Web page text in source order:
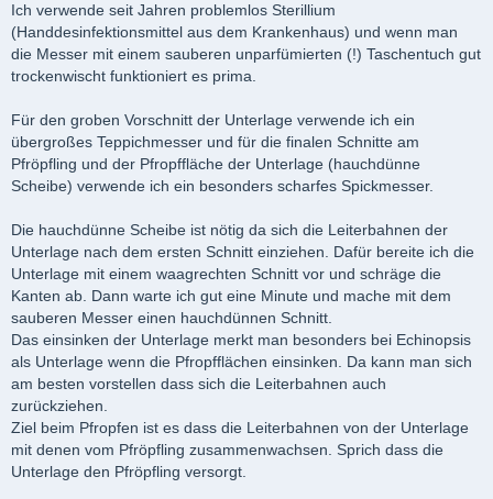
Ich verwende seit Jahren problemlos Sterillium
(Handdesinfektionsmittel aus dem Krankenhaus) und wenn man
die Messer mit einem sauberen unparfümierten (!) Taschentuch gut
trockenwischt funktioniert es prima.
Für den groben Vorschnitt der Unterlage verwende ich ein
übergroßes Teppichmesser und für die finalen Schnitte am
Pfröpfling und der Pfropffläche der Unterlage (hauchdünne
Scheibe) verwende ich ein besonders scharfes Spickmesser.
Die hauchdünne Scheibe ist nötig da sich die Leiterbahnen der
Unterlage nach dem ersten Schnitt einziehen. Dafür bereite ich die
Unterlage mit einem waagrechten Schnitt vor und schräge die
Kanten ab. Dann warte ich gut eine Minute und mache mit dem
sauberen Messer einen hauchdünnen Schnitt.
Das einsinken der Unterlage merkt man besonders bei Echinopsis
als Unterlage wenn die Pfropfflächen einsinken. Da kann man sich
am besten vorstellen dass sich die Leiterbahnen auch
zurückziehen.
Ziel beim Pfropfen ist es dass die Leiterbahnen von der Unterlage
mit denen vom Pfröpfling zusammenwachsen. Sprich dass die
Unterlage den Pfröpfling versorgt.